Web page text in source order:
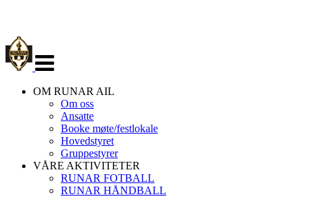
navigasjon
OM RUNAR AIL
Om oss
Ansatte
Booke møte/festlokale
Hovedstyret
Gruppestyrer
VÅRE AKTIVITETER
RUNAR FOTBALL
RUNAR HÅNDBALL